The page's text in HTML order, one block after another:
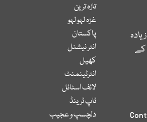
کے
تازہ ترین
غزہ لہو لہو
پاکستان
انٹر نیشنل
کھیل
انٹرٹینمنٹ
لائف اسٹائل
ٹاپ ٹرینڈ
دلچسپ و عجیب